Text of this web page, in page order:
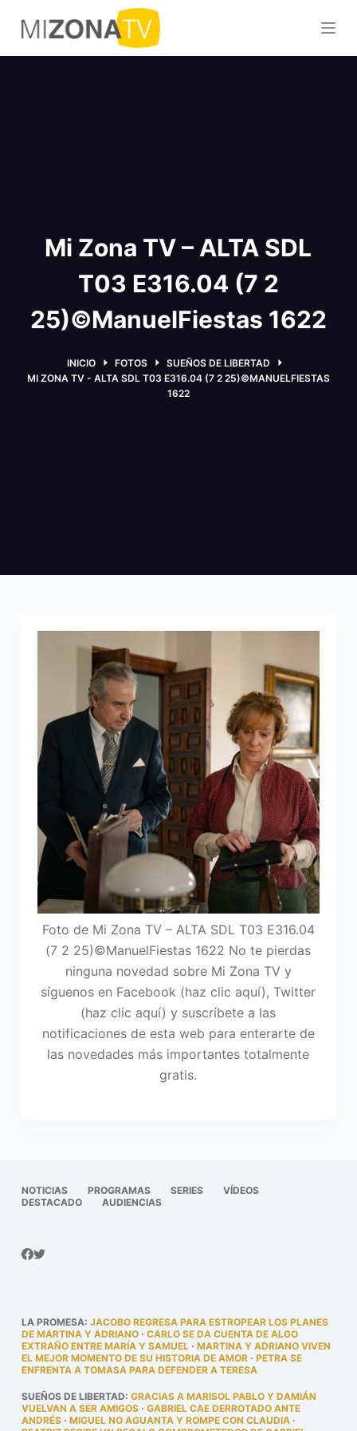
S
a
l
Mi Zona TV – ALTA SDL
T03 E316.04 (7 2
25)©ManuelFiestas 1622
INICIO FOTOS
SUEÑOS DE LIBERTAD
MI ZONA TV - ALTA SDL T03 E316.04 (7 2 25)©MANUELFIESTAS
1622
Foto de Mi Zona TV – ALTA SDL T03 E316.04
(7 2 25)©ManuelFiestas 1622 No te pierdas
ninguna novedad sobre Mi Zona TV y
síguenos en Facebook (haz clic aquí), Twitter
(haz clic aquí) y suscríbete a las
notificaciones de esta web para enterarte de
las novedades más importantes totalmente
gratis.
NOTICIAS PROGRAMAS SERIES
VÍDEOS
DESTACADO
AUDIENCIAS
LA PROMESA: JACOBO REGRESA PARA ESTROPEAR LOS PLANES
DE MARTINA Y ADRIANO· CARLO SE DA CUENTA DE ALGO
EXTRAÑO ENTRE MARÍA Y SAMUEL· MARTINA Y ADRIANO VIVEN
EL MEJOR MOMENTO DE SU HISTORIA DE AMOR· PETRA SE
ENFRENTA A TOMASA PARA DEFENDER A TERESA
SUEÑOS DE LIBERTAD: GRACIAS A MARISOL PABLO Y DAMIÁN
VUELVAN A SER AMIGOS· GABRIEL CAE DERROTADO ANTE
ANDRÉS· MIGUEL NO AGUANTA Y ROMPE CON CLAUDIA·